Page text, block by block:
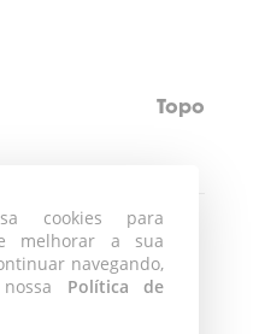
Topo
cookies para
melhorar a sua
navegando,
Política de